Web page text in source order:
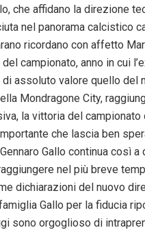
che affidano la direzione
nel panorama calcistico
ricordano con affetto
campionato, anno in cui
di assoluto valore quello del
Mondragone City,
la vittoria del
che lascia ben
Gallo continua così
nel più breve
dichiarazioni del nuovo
Gallo per la fiducia
sono orgoglioso di